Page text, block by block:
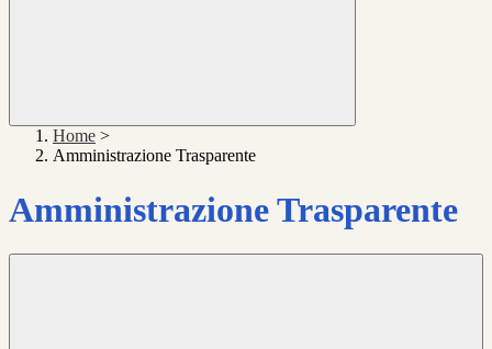
Home >
Amministrazione Trasparente
Amministrazione Trasparente